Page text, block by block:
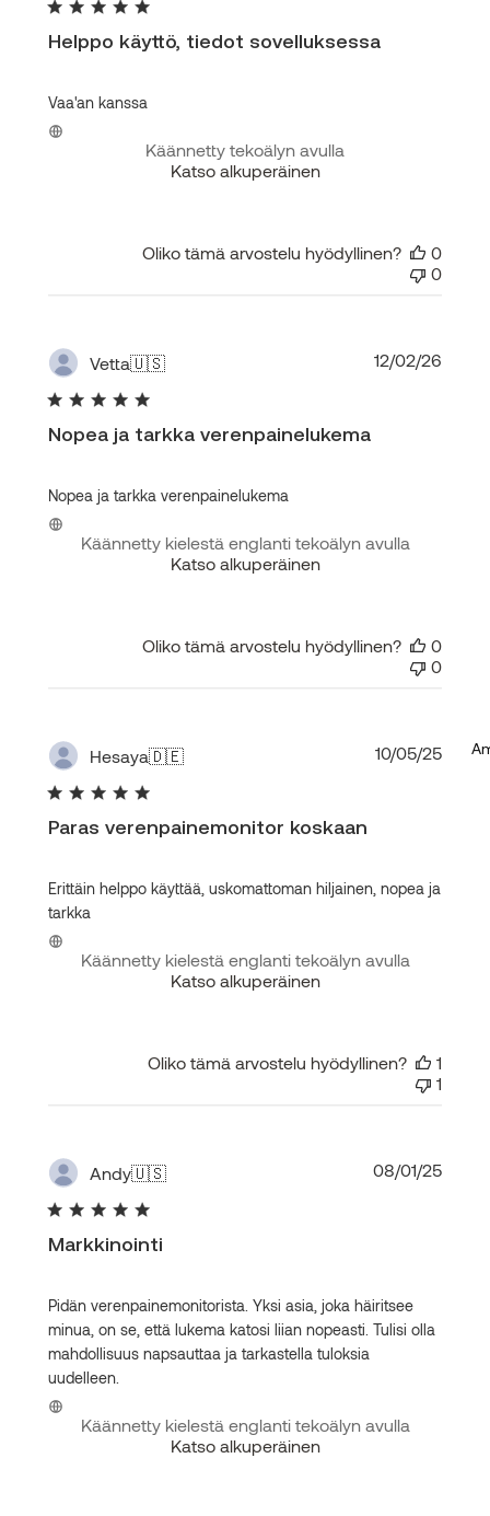
Helppo käyttö, tiedot sovelluksessa
Vaa'an kanssa
Käännetty tekoälyn avulla
Katso alkuperäinen
Oliko tämä arvostelu hyödyllinen?
0
0
Vetta🇺🇸
Nopea ja tarkka verenpainelukema
Nopea ja tarkka verenpainelukema
Käännetty kielestä englanti tekoälyn avulla
Katso alkuperäinen
12/02/26
Oliko tämä arvostelu hyödyllinen?
0
0
Hesaya🇩🇪
Paras verenpainemonitor koskaan
Erittäin helppo käyttää, uskomattoman hiljainen, nopea ja
tarkka
Käännetty kielestä englanti tekoälyn avulla
Katso alkuperäinen
10/05/25
Oliko tämä arvostelu hyödyllinen?
1
1
Andy🇺🇸
Markkinointi
Pidän verenpainemonitorista. Yksi asia, joka häiritsee
minua, on se, että lukema katosi liian nopeasti. Tulisi olla
mahdollisuus napsauttaa ja tarkastella tuloksia
uudelleen.
Käännetty kielestä englanti tekoälyn avulla
Katso alkuperäinen
08/01/25